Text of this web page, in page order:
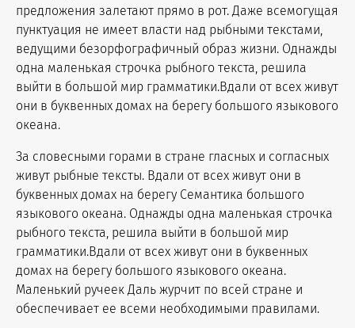
предложения залетают прямо в рот. Даже всемогущая
пунктуация не имеет власти над рыбными текстами,
ведущими безорфографичный образ жизни. Однажды
одна маленькая строчка рыбного текста, решила
выйти в большой мир грамматики.Вдали от всех живут
они в буквенных домах на берегу большого языкового
океана.
За словесными горами в стране гласных и согласных
живут рыбные тексты. Вдали от всех живут они в
буквенных домах на берегу Семантика большого
языкового океана. Однажды одна маленькая строчка
рыбного текста, решила выйти в большой мир
грамматики.Вдали от всех живут они в буквенных
домах на берегу большого языкового океана.
Маленький ручеек Даль журчит по всей стране и
обеспечивает ее всеми необходимыми правилами.